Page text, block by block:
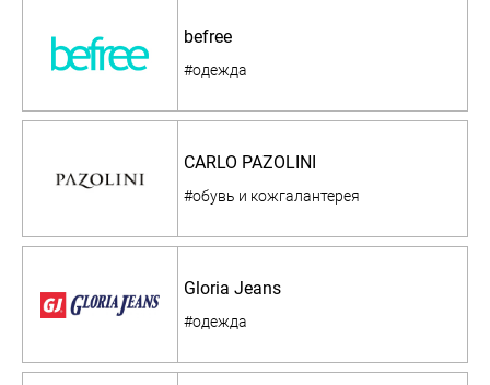
befree
#одежда
CARLO PAZOLINI
#обувь и кожгалантерея
Gloria Jeans
#одежда